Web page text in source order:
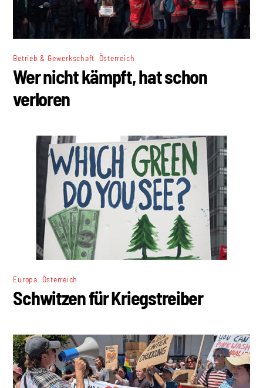
Betrieb & Gewerkschaft Österreich
Wer nicht kämpft, hat schon
verloren
Europa Österreich
Schwitzen für Kriegstreiber